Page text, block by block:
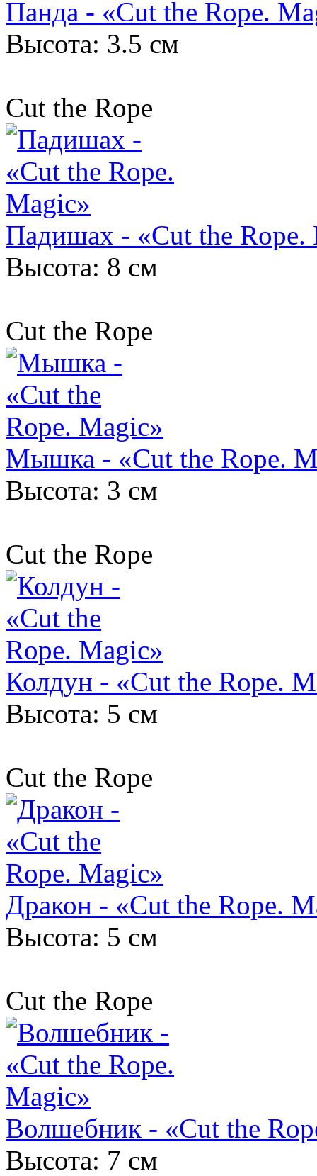
Панда - «Cut the Rope.
Высота: 3.5 см
Cut the Rope
Падишах - «Cut the Rope.
Высота: 8 см
Cut the Rope
Мышка - «Cut the Rope.
Высота: 3 см
Cut the Rope
Колдун - «Cut the Rope.
Высота: 5 см
Cut the Rope
Дракон - «Cut the Rope.
Высота: 5 см
Cut the Rope
Волшебник - «Cut the
Высота: 7 см